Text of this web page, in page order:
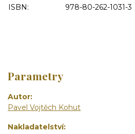
ISBN:
978-80-262-1031-3
Parametry
Autor
Pavel Vojtěch Kohut
Nakladatelství